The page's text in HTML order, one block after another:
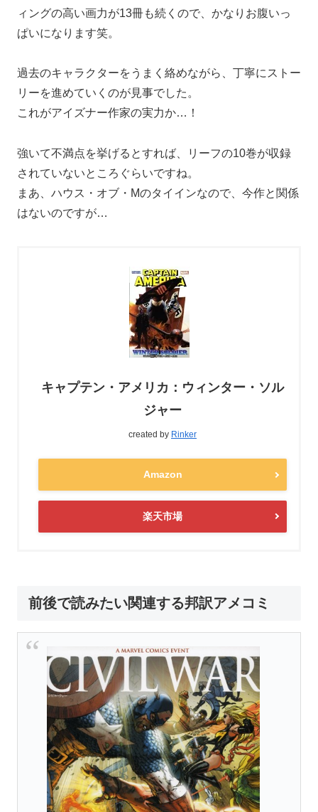
ィングの高い画力が13冊も続くので、かなりお腹いっ
ぱいになります笑。
過去のキャラクターをうまく絡めながら、丁寧にストー
リーを進めていくのが見事でした。
これがアイズナー作家の実力か…！
強いて不満点を挙げるとすれば、リーフの10巻が収録
されていないところぐらいですね。
まあ、ハウス・オブ・Mのタイインなので、今作と関係
はないのですが…
キャプテン・アメリカ：ウィンター・ソル
ジャー
created by Rinker
Amazon
楽天市場
前後で読みたい関連する邦訳アメコミ